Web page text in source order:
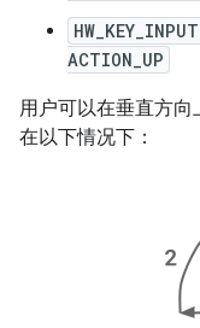
ACTION_UP
用户可以在垂直方向
在以下情况下：